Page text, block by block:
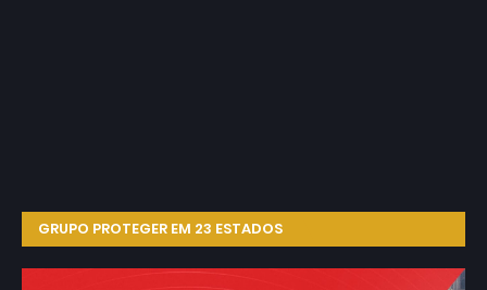
GRUPO PROTEGER EM 23 ESTADOS